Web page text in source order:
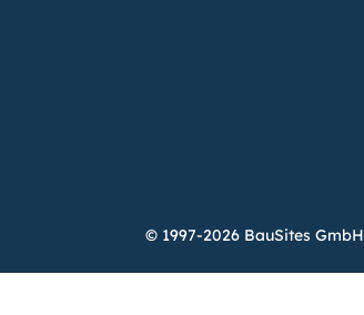
© 1997-2026 BauSites GmbH